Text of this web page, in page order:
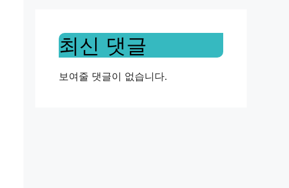
최신 댓글
보여줄 댓글이 없습니다.